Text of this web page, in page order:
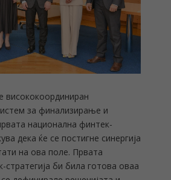
висококоординиран
за финализирање и
национална финтек-
дека ќе се постигне синергија
на ова поле. Првата
стратегија би била готова оваа